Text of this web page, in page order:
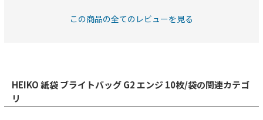
この商品の全てのレビューを見る
HEIKO 紙袋 ブライトバッグ G2 エンジ 10枚/袋の関連カテゴ
リ